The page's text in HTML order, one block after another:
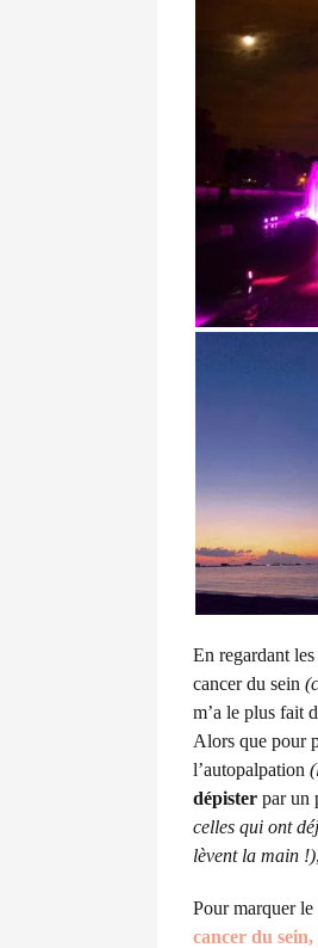
En regardant
cancer du sein
m’a le plus fait
Alors que pour
l’autopalpation
dépister par un
celles qui ont
lèvent la main !)
Pour marquer le
cancer du